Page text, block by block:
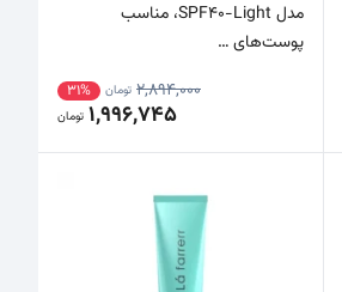
مدل SPF40-Light، مناسب
پوست‌های …
2,894,000 تومان 31%
1,996,745 تومان